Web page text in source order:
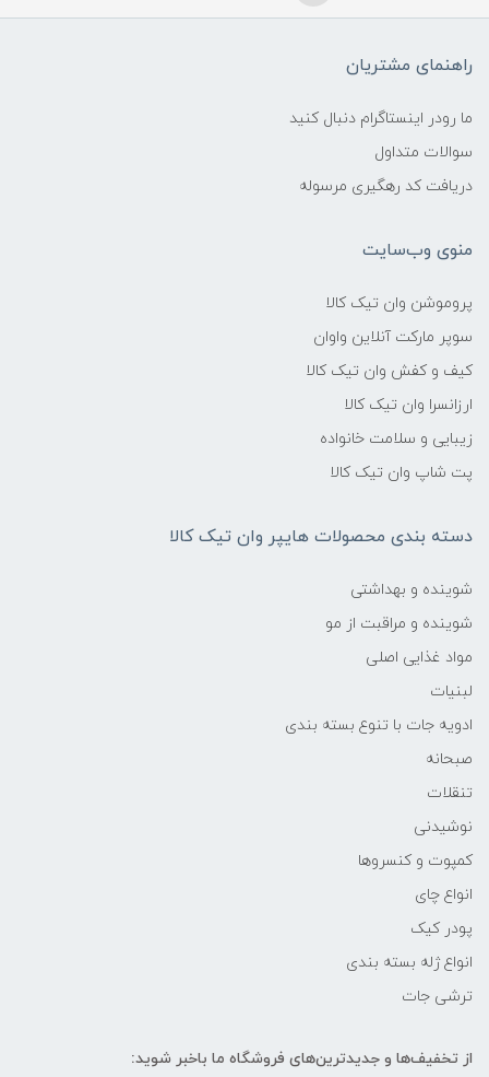
راهنمای مشتریان
ما رودر اینستاگرام دنبال کنید
سوالات متداول
دریافت کد رهگیری مرسوله
منوی وب‌سایت
پروموشن وان تیک کالا
سوپر مارکت آنلاین واوان
کیف و کفش وان تیک کالا
ارزانسرا وان تیک کالا
زیبایی و سلامت خانواده
پت شاپ وان تیک کالا
دسته بندی محصولات هایپر وان تیک کالا
شوینده و بهداشتی
شوینده و مراقبت از مو
مواد غذایی اصلی
لبنیات
ادویه جات با تنوع بسته بندی
صبحانه
تنقلات
نوشیدنی
کمپوت و کنسروها
انواع چای
پودر کیک
انواع ژله بسته بندی
ترشی جات
از تخفیف‌ها و جدیدترین‌های فروشگاه ما باخبر شوید: